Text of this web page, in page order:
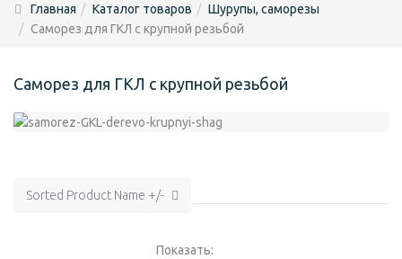
Главная Каталог товаров
Шурупы, саморезы
Саморез для ГКЛ с крупной резьбой
Саморез для ГКЛ с крупной резьбой
Sorted Product Name +/-
Показать: